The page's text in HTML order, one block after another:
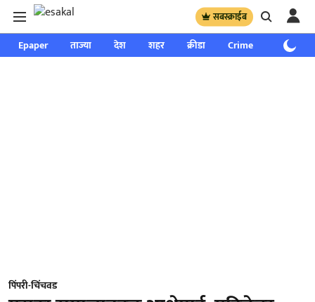
सबस्क्राईब
Epaper ताज्या देश शहर क्रीडा Crime साप्ताहिक
पिंपरी-चिंचवड